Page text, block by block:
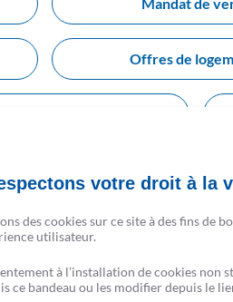
Offres de
la durée de votre
votre droit à la
des cookies sur ce site à des fins de
utilisateur.
à l’installation de cookies non
ce bandeau ou les modifier depuis le